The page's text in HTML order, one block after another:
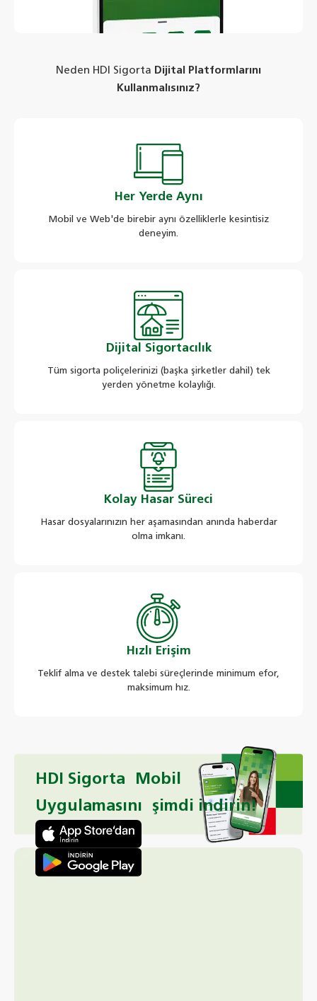
Neden HDI Sigorta Dijital Platformlarını
Kullanmalısınız?
Her Yerde Aynı
Mobil ve Web'de birebir aynı özelliklerle kesintisiz
deneyim.
Dijital Sigortacılık
Tüm sigorta poliçelerinizi (başka şirketler dahil) tek
yerden yönetme kolaylığı.
Kolay Hasar Süreci
Hasar dosyalarınızın her aşamasından anında haberdar
olma imkanı.
Hızlı Erişim
Teklif alma ve destek talebi süreçlerinde minimum efor,
maksimum hız.
HDI Sigorta Mobil
Uygulamasını şimdi indirin!